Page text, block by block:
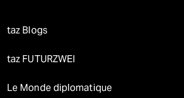
taz Blogs
taz FUTURZWEI
Le Monde diplomatique